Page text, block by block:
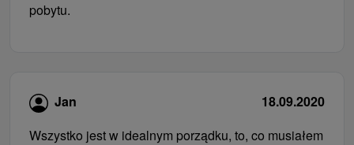
pobytu.
Jan
18.09.2020
Wszystko jest w idealnym porządku, to, co musiałem